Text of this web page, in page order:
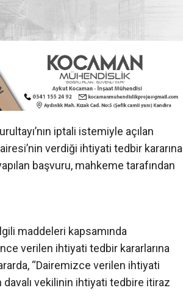
iptali istemiyle açılan
verdiği ihtiyati tedbir kararına
başvuru, mahkeme tarafından
maddeleri kapsamında
verilen ihtiyati tedbir kararlarına
“Dairemizce verilen ihtiyati
davalı vekilinin ihtiyati tedbire itiraz